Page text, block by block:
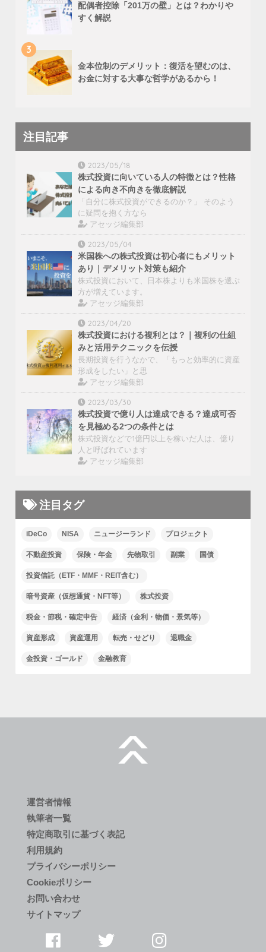
配偶者控除「201万の壁」とは？わかりや
すく解説
3
金本位制のデメリット：復活を望むのは、
お金に対する大事な哲学があるから！
注目記事
2023/05/18
株式投資に向いている人の特徴とは？性格
による向き不向きを徹底解説
「自分に株式投資ができるのか？」 そのよう
に疑問を抱く方なら
アセッジ編集部
2023/05/04
米国株への株式投資は初心者にもメリット
あり｜デメリット対策も紹介
株式投資において、日本株よりも米国株を選ぶ
方が増えています。
アセッジ編集部
2023/04/20
株式投資における複利とは？｜複利の仕組
みと活用テクニックを伝授
長期投資を行うなかで、「もっと効率的に資産
形成をしたい」と思
アセッジ編集部
2023/03/30
株式投資で億り人は達成できる？達成可否
を見極める2つの条件とは
株式投資などで1億円以上を稼いだ人は、億り
人と呼ばれています
アセッジ編集部
注目タグ
iDeCo NISA ニュージーランド プロジェクト
不動産投資 保険・年金 先物取引 副業 国債
投資信託（ETF・MMF・REIT含む）
暗号資産（仮想通貨・NFT等） 株式投資
税金・節税・確定申告 経済（金利・物価・景気等）
資産形成 資産運用 転売・せどり 退職金
金投資・ゴールド 金融教育
運営者情報
執筆者一覧
特定商取引に基づく表記
利用規約
プライバシーポリシー
Cookieポリシー
お問い合わせ
サイトマップ